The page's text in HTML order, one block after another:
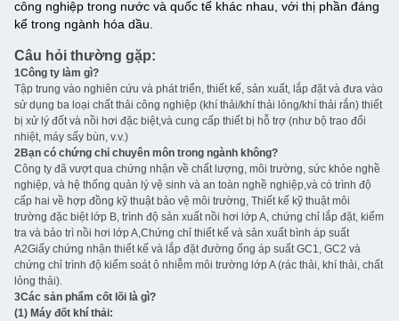
công nghiệp trong nước và quốc tế khác nhau, với thị phần đáng
kể trong ngành hóa dầu.
Câu hỏi thường gặp:
1Công ty làm gì?
Tập trung vào nghiên cứu và phát triển, thiết kế, sản xuất, lắp đặt và đưa vào
sử dụng ba loại chất thải công nghiệp (khí thải/khí thải lỏng/khí thải rắn) thiết
bị xử lý đốt và nồi hơi đặc biệt,và cung cấp thiết bị hỗ trợ (như bộ trao đổi
nhiệt, máy sấy bùn, v.v.)
2Bạn có chứng chỉ chuyên môn trong ngành không?
Công ty đã vượt qua chứng nhận về chất lượng, môi trường, sức khỏe nghề
nghiệp, và hệ thống quản lý vệ sinh và an toàn nghề nghiệp,và có trình độ
cấp hai về hợp đồng kỹ thuật bảo vệ môi trường, Thiết kế kỹ thuật môi
trường đặc biệt lớp B, trình độ sản xuất nồi hơi lớp A, chứng chỉ lắp đặt, kiểm
tra và bảo trì nồi hơi lớp A,Chứng chỉ thiết kế và sản xuất bình áp suất
A2Giấy chứng nhận thiết kế và lắp đặt đường ống áp suất GC1, GC2 và
chứng chỉ trình độ kiểm soát ô nhiễm môi trường lớp A (rác thải, khí thải, chất
lỏng thải).
3Các sản phẩm cốt lõi là gì?
(1) Máy đốt khí thải: